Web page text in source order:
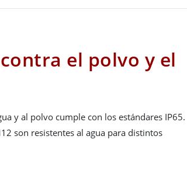
el polvo y el
y al polvo cumple con los estándares IP65.
son resistentes al agua para distintos